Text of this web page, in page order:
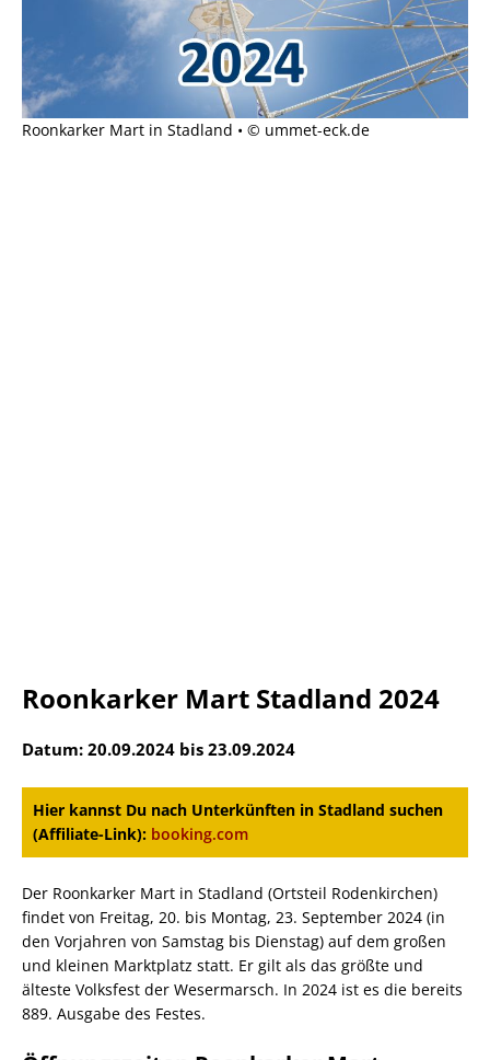
Roonkarker Mart in Stadland • © ummet-eck.de
Roonkarker Mart Stadland 2024
Datum: 20.09.2024 bis 23.09.2024
Hier kannst Du nach Unterkünften in Stadland suchen
(Affiliate-Link): booking.com
Der Roonkarker Mart in Stadland (Ortsteil Rodenkirchen)
findet von Freitag, 20. bis Montag, 23. September 2024 (in
den Vorjahren von Samstag bis Dienstag) auf dem großen
und kleinen Marktplatz statt. Er gilt als das größte und
älteste Volksfest der Wesermarsch. In 2024 ist es die bereits
889. Ausgabe des Festes.